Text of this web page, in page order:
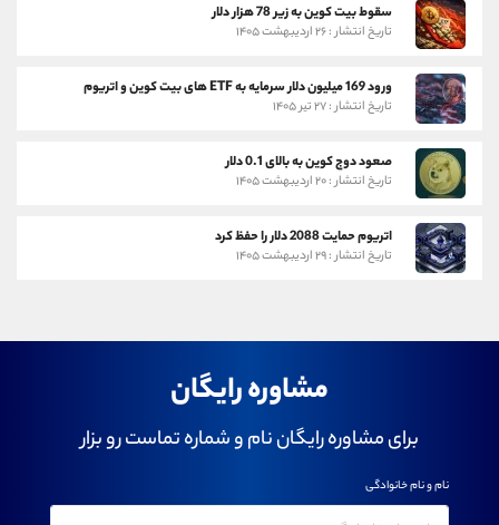
سقوط بیت کوین به زیر 78 هزار دلار
تاریخ انتشار : ۲۶ اردیبهشت ۱۴۰۵
ورود 169 میلیون دلار سرمایه به ETF های بیت کوین و اتریوم
تاریخ انتشار : ۲۷ تیر ۱۴۰۵
صعود دوج کوین به بالای 0.1 دلار
تاریخ انتشار : ۲۰ اردیبهشت ۱۴۰۵
اتریوم حمایت 2088 دلار را حفظ کرد
تاریخ انتشار : ۲۹ اردیبهشت ۱۴۰۵
مشاوره رایگان
برای مشاوره رایگان نام و شماره تماست رو بزار
نام و نام خانوادگی